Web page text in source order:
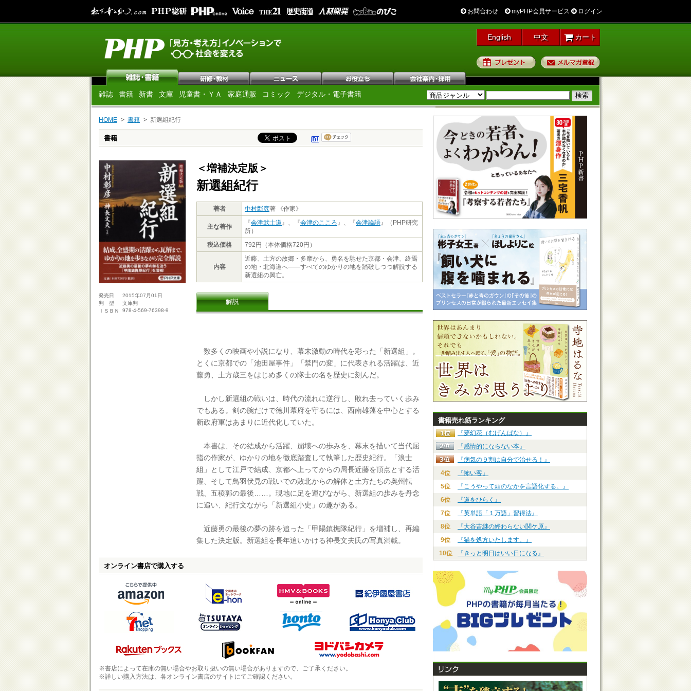
お問合わせ myPHP会員サービス ログイン
English 中文 カート
プレゼント
雑誌 書籍 新書 文庫 児童書・ＹＡ 家庭通販 コミック デジタル・電子書籍
HOME 書籍 新選組紀行
書籍
発売日
2015年07月01日
判 型
文庫判
ＩＳＢＮ
978-4-569-76398-9
＜増補決定版＞
新選組紀行
著者 中村彰彦著 《作家》
主な著作
『会津武士道 』、『会津のこころ 』、『会津論語』（PHP研究
所）
税込価格
792円（本体価格720円）
内容
近藤、土方の故郷・多摩から、勇名を馳せた京都・会津、終焉
の地・北海道へ――すべてのゆかりの地を踏破しつつ解説する
新選組の興亡。
解説
数多くの映画や小説になり、幕末激動の時代を彩った「新選組」。
とくに京都での「池田屋事件」「禁門の変」に代表される活躍は、近
藤勇、土方歳三をはじめ多くの隊士の名を歴史に刻んだ。
しかし新選組の戦いは、時代の流れに逆行し、敗れ去っていく歩み
でもある。剣の腕だけで徳川幕府を守るには、西南雄藩を中心とする
新政府軍はあまりに近代化していた。
本書は、その結成から活躍、崩壊への歩みを、幕末を描いて当代屈
指の作家が、ゆかりの地を徹底踏査して執筆した歴史紀行。「浪士
組」として江戸で結成、京都へ上ってからの局長近藤を頂点とする活
躍、そして鳥羽伏見の戦いでの敗北からの解体と土方たちの奥州転
戦、五稜郭の最後……。現地に足を運びながら、新選組の歩みを丹念
に追い、紀行文ながら「新選組小史」の趣がある。
近藤勇の最後の夢の跡を追った「甲陽鎮撫隊紀行」を増補し、再編
集した決定版。新選組を長年追いかける神長文夫氏の写真満載。
オンライン書店で購入する
※書店によって在庫の無い場合やお取り扱いの無い場合がありますので、ご了承ください。
※詳しい購入方法は、各オンライン書店のサイトにてご確認ください。
書籍売れ筋ランキング
『夢幻花（むげんばな）』
『感情的にならない本』
『病気の９割は自分で治せる！』
4位
『怖い客』
5位
『こうやって頭のなかを言語化する。』
6位
『道をひらく』
7位
『英単語「１万語」習得法』
8位
『大谷吉継の終わらない関ケ原』
9位
『猫を処方いたします。』
10位
『きっと明日はいい日になる』